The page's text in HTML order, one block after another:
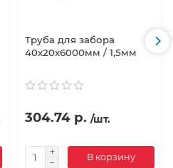
Труба для забора
40х20x6000мм / 1,5мм
304.74 р. /шт.
В корзину